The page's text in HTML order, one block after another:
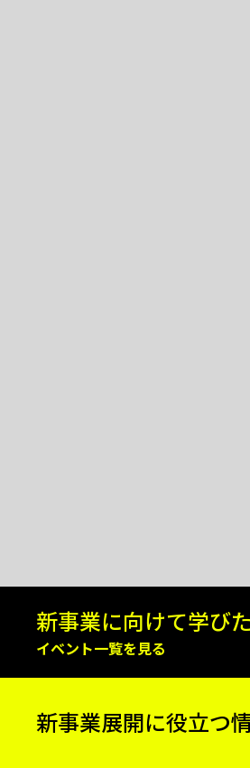
新事業に向けて学び
イベント一覧を見る
新事業展開に役立つ